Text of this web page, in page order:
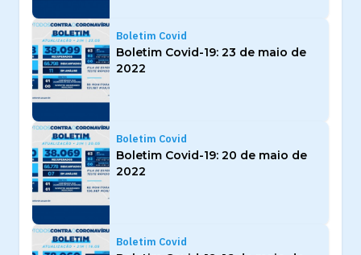
Boletim Covid
Boletim Covid-19: 23 de maio de
2022
Boletim Covid
Boletim Covid-19: 20 de maio de
2022
Boletim Covid